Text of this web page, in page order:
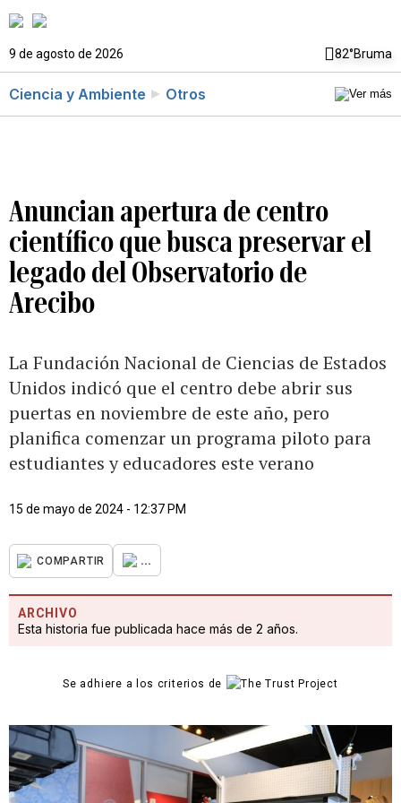
9 de agosto de 2026 82°Bruma
Ciencia y Ambiente Otros
Anuncian apertura de centro
científico que busca preservar el
legado del Observatorio de
Arecibo
La Fundación Nacional de Ciencias de Estados
Unidos indicó que el centro debe abrir sus
puertas en noviembre de este año, pero
planifica comenzar un programa piloto para
estudiantes y educadores este verano
15 de mayo de 2024 - 12:37 PM
COMPARTIR ...
ARCHIVO
Esta historia fue publicada hace más de 2 años.
Se adhiere a los criterios de